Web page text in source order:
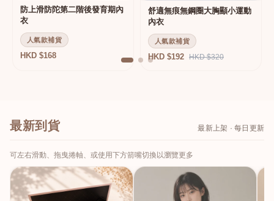
防上滑防陀第二階後發育期內
衣
人氣款補貨
HKD $168
舒適無痕無鋼圈大胸顯小運動
內衣
人氣款補貨
HKD $192 HKD $320
最新到貨 最新上架 · 每日更新
可左右滑動、拖曳捲軸、或使用下方箭嘴切換以瀏覽更多